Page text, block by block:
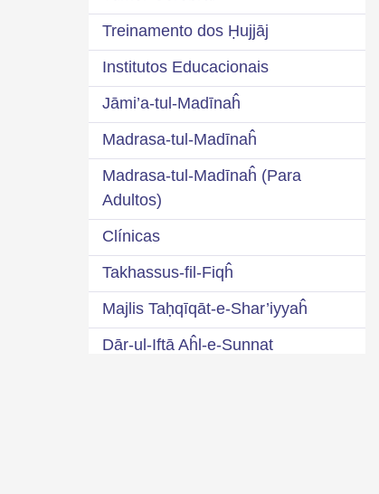
Treinamento dos Ḥujjāj
Institutos Educacionais
Jāmi’a-tul-Madīnaĥ
Madrasa-tul-Madīnaĥ
Madrasa-tul-Madīnaĥ (Para
Adultos)
Clínicas
Takhassus-fil-Fiqĥ
Majlis Taḥqīqāt-e-Shar’iyyaĥ
Dār-ul-Iftā Aĥl-e-Sunnat